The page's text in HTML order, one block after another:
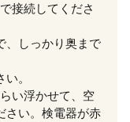
接続してくださ
しっかり奥まで
。
い浮かせて、空
さい。検電器が赤